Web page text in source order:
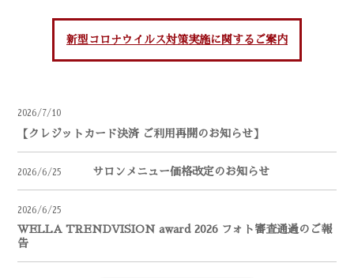
新型コロナウイルス対策実施に関するご案内
2026/7/10
【クレジットカード決済 ご利用再開のお知らせ】
2026/6/25 サロンメニュー価格改定のお知らせ
2026/6/25
WELLA TRENDVISION award 2026 フォト審査通過のご報
告